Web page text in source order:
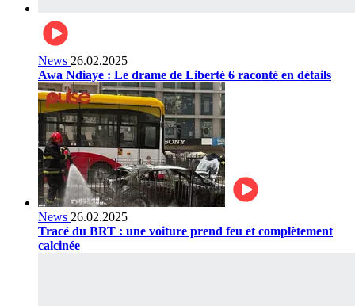
News 26.02.2025
Awa Ndiaye : Le drame de Liberté 6 raconté en détails
News 26.02.2025
Tracé du BRT : une voiture prend feu et complètement
calcinée